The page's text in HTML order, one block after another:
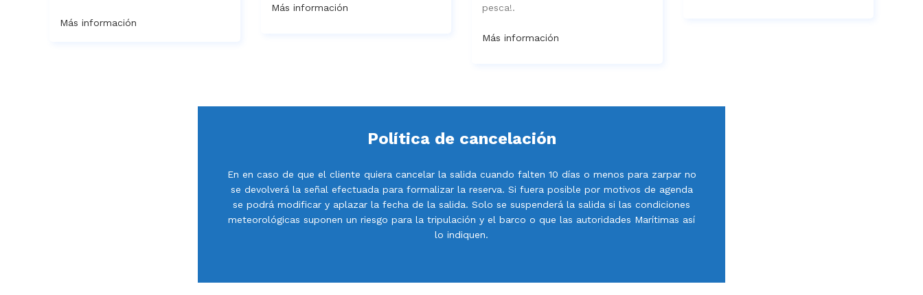
Más información
Más información
pesca!.
Más información
Política de cancelación
En en caso de que el cliente quiera cancelar la salida cuando falten 10 días o menos para zarpar no
se devolverá la señal efectuada para formalizar la reserva. Si fuera posible por motivos de agenda
se podrá modificar y aplazar la fecha de la salida. Solo se suspenderá la salida si las condiciones
meteorológicas suponen un riesgo para la tripulación y el barco o que las autoridades Marítimas así
lo indiquen.